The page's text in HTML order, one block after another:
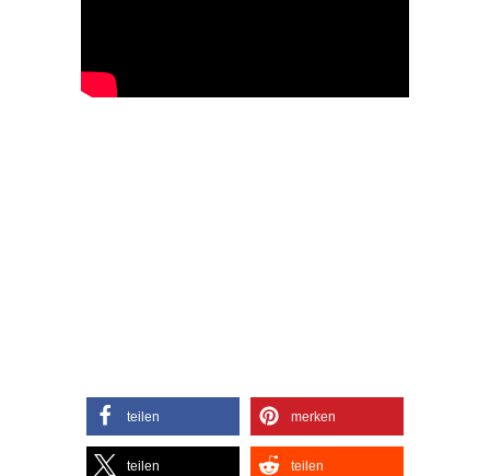
teilen merken
teilen teilen